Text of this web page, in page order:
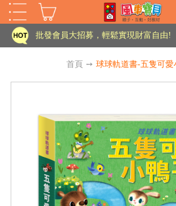
HOT
批發會員大招募，輕鬆實現財富自由!
老師您好!!幼教會員火熱招募中~
批發會員大招募，輕鬆實現財富自由!
老師您好!!幼教會員火熱招募中~
首頁 ➙ 球球軌道書-五隻可愛